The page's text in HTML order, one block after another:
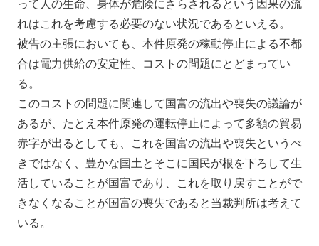
って人の生命、身体が危険にさらされるという因果の流
れはこれを考慮する必要のない状況であるといえる。
被告の主張においても、本件原発の稼動停止による不都
合は電力供給の安定性、コストの問題にとどまってい
る。
このコストの問題に関連して国富の流出や喪失の議論が
あるが、たとえ本件原発の運転停止によって多額の貿易
赤字が出るとしても、これを国富の流出や喪失というべ
きではなく、豊かな国土とそこに国民が根を下ろして生
活していることが国富であり、これを取り戻すことがで
きなくなることが国富の喪失であると当裁判所は考えて
いる。